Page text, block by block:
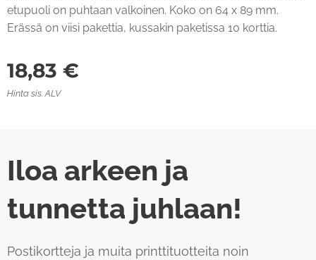
etupuoli on puhtaan valkoinen. Koko on 64 x 89 mm.
Erässä on viisi pakettia, kussakin paketissa 10 korttia.
18,83 €
Hinta sis. ALV
Iloa arkeen ja
tunnetta juhlaan!
Postikortteja ja muita printtituotteita noin